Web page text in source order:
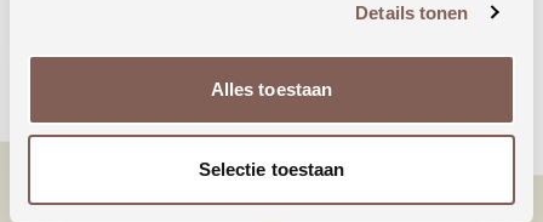
Details tonen
Alles toestaan
Selectie toestaan
€ 24,99
BEKIJKEN
€ 70,00